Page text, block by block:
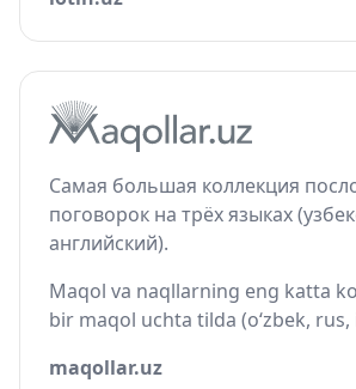
Самая большая коллекция
поговорок на трёх языках
английский).
Maqol va naqllarning eng katta
bir maqol uchta tilda (o‘zbek, rus,
maqollar.uz